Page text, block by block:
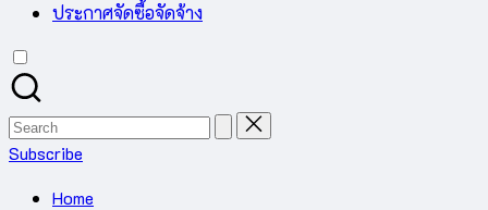
ประกาศจัดซื้อจัดจ้าง
Search
for:
Subscribe
Home